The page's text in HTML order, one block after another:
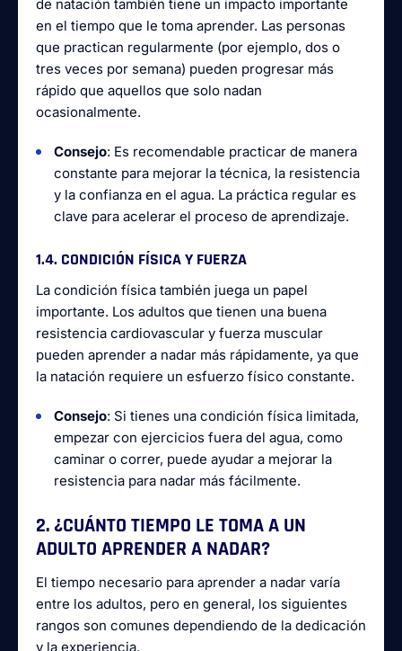
de natación también tiene un impacto importante
en el tiempo que le toma aprender. Las personas
que practican regularmente (por ejemplo, dos o
tres veces por semana) pueden progresar más
rápido que aquellos que solo nadan
ocasionalmente.
Consejo: Es recomendable practicar de manera
constante para mejorar la técnica, la resistencia
y la confianza en el agua. La práctica regular es
clave para acelerar el proceso de aprendizaje.
1.4. CONDICIÓN FÍSICA Y FUERZA
La condición física también juega un papel
importante. Los adultos que tienen una buena
resistencia cardiovascular y fuerza muscular
pueden aprender a nadar más rápidamente, ya que
la natación requiere un esfuerzo físico constante.
Consejo: Si tienes una condición física limitada,
empezar con ejercicios fuera del agua, como
caminar o correr, puede ayudar a mejorar la
resistencia para nadar más fácilmente.
2. ¿CUÁNTO TIEMPO LE TOMA A UN
ADULTO APRENDER A NADAR?
El tiempo necesario para aprender a nadar varía
entre los adultos, pero en general, los siguientes
rangos son comunes dependiendo de la dedicación
y la experiencia.